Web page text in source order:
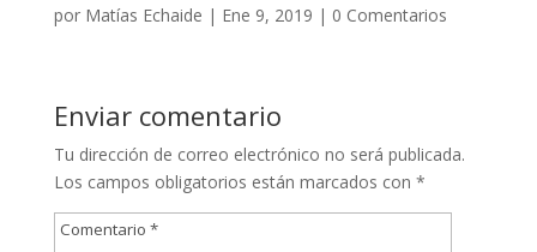
por Matías Echaide | Ene 9, 2019 | 0 Comentarios
Enviar comentario
Tu dirección de correo electrónico no será publicada.
Los campos obligatorios están marcados con *